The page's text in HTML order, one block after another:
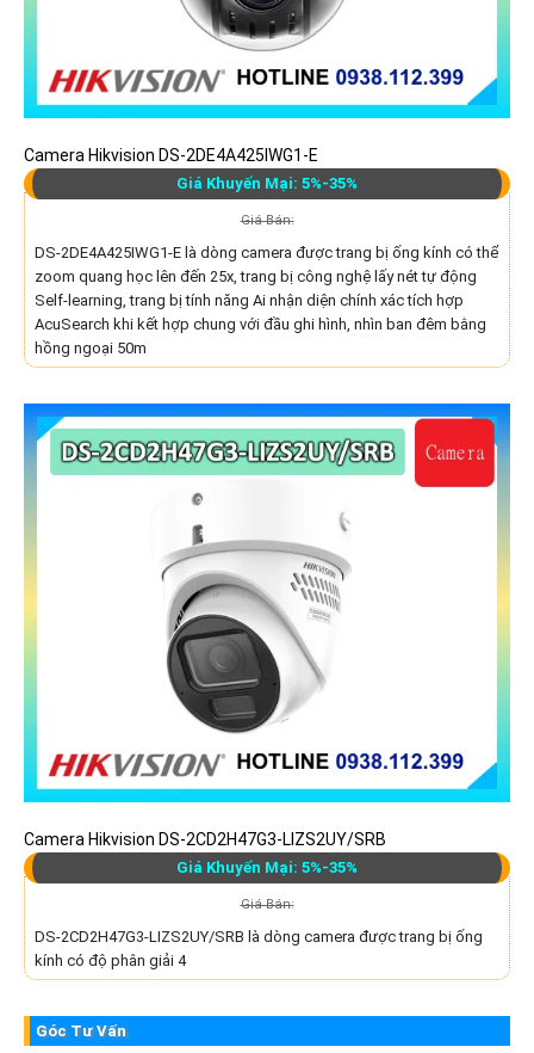
Camera Hikvision DS-2DE4A425IWG1-E
Giá Khuyến Mại: 5%-35%
Giá Bán:
DS-2DE4A425IWG1-E là dòng camera được trang bị ống kính có thể
zoom quang học lên đến 25x, trang bị công nghệ lấy nét tự động
Self-learning, trang bị tính năng Ai nhận diện chính xác tích hợp
AcuSearch khi kết hợp chung với đầu ghi hình, nhìn ban đêm bằng
hồng ngoại 50m
Camera Hikvision DS-2CD2H47G3-LIZS2UY/SRB
Giá Khuyến Mại: 5%-35%
Giá Bán:
DS-2CD2H47G3-LIZS2UY/SRB là dòng camera được trang bị ống
kính có độ phân giải 4
Góc Tư Vấn